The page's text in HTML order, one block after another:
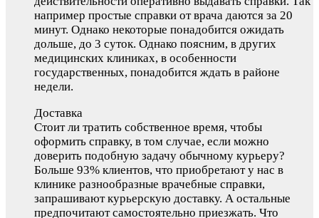
например простые справки от врача даются за 20
минут. Однако некоторые понадобится ожидать
дольше, до 3 суток. Однако поясним, в других
медицинских клиниках, в особенности
государственных, понадобится ждать в районе
недели.
Доставка
Стоит ли тратить собственное время, чтобы
оформить справку, в том случае, если можно
доверить подобную задачу обычному курьеру?
Больше 93% клиентов, что приобретают у нас в
клинике разнообразные врачебные справки,
запрашивают курьерскую доставку. А остальные
предпочитают самостоятельно приезжать. Что